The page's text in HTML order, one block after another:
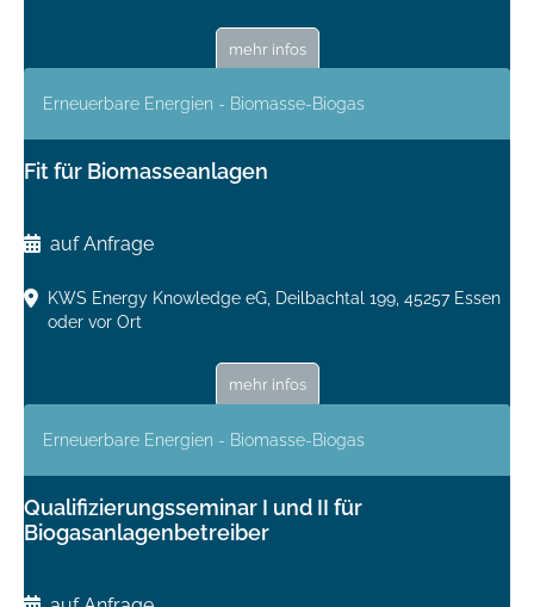
mehr infos
Erneuerbare Energien - Biomasse-Biogas
Fit für Biomasseanlagen
auf Anfrage
KWS Energy Knowledge eG, Deilbachtal 199, 45257 Essen
oder vor Ort
mehr infos
Erneuerbare Energien - Biomasse-Biogas
Qualifizierungsseminar I und II für
Biogasanlagenbetreiber